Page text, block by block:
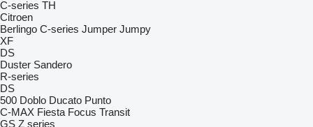
C-series TH
Citroen
Berlingo C-series Jumper Jumpy
XF
DS
Duster Sandero
R-series
DS
500 Doblo Ducato Punto
C-MAX Fiesta Focus Transit
GS Z series